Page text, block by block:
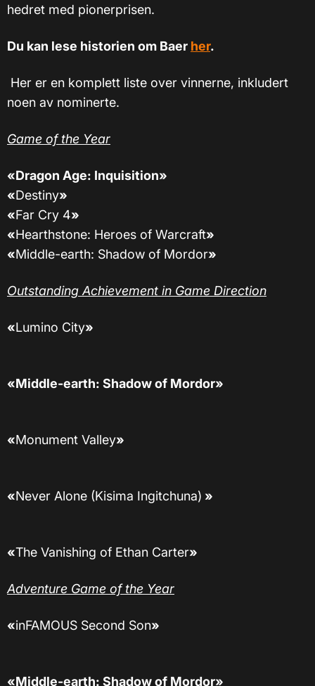
hedret med pionerprisen.
Du kan lese historien om Baer her.
Her er en komplett liste over vinnerne, inkludert
noen av nominerte.
Game of the Year
«Dragon Age: Inquisition»
«Destiny»
«Far Cry 4»
«Hearthstone: Heroes of Warcraft»
«Middle-earth: Shadow of Mordor»
Outstanding Achievement in Game Direction
«Lumino City»
«Middle-earth: Shadow of Mordor»
«Monument Valley»
«Never Alone (Kisima Ingitchuna) »
«The Vanishing of Ethan Carter»
Adventure Game of the Year
«inFAMOUS Second Son»
«Middle-earth: Shadow of Mordor»